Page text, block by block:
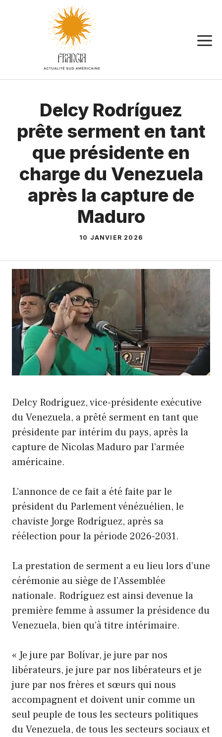
Delcy Rodríguez
prête serment en tant
que présidente en
charge du Venezuela
après la capture de
Maduro
10 JANVIER 2026
Delcy Rodríguez, vice-présidente exécutive
du Venezuela, a prêté serment en tant que
présidente par intérim du pays, après la
capture de Nicolas Maduro par l’armée
américaine.
L’annonce de ce fait a été faite par le
président du Parlement vénézuélien, le
chaviste Jorge Rodríguez, après sa
réélection pour la période 2026-2031.
La prestation de serment a eu lieu lors d’une
cérémonie au siège de l’Assemblée
nationale. Rodríguez est ainsi devenue la
première femme à assumer la présidence du
Venezuela, bien qu’à titre intérimaire.
« Je jure par Bolívar, je jure par nos
libérateurs, je jure par nos libérateurs et je
jure par nos frères et sœurs qui nous
accompagnent et doivent unir comme un
seul peuple de tous les secteurs politiques
du Venezuela, de tous les secteurs sociaux et